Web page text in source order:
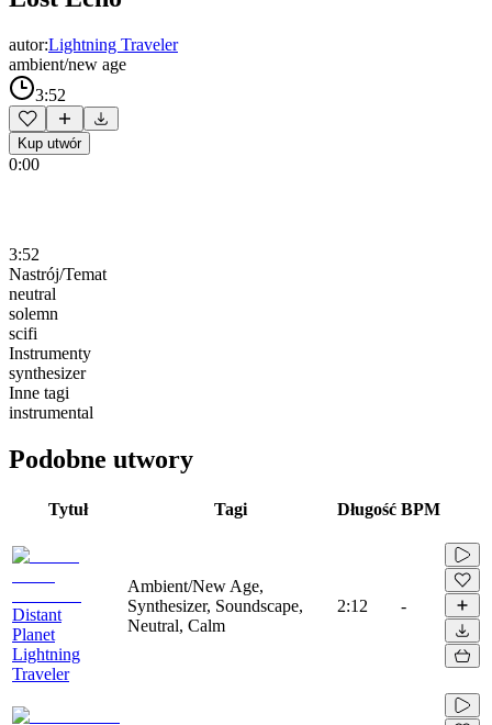
autor:Lightning Traveler
ambient/new age
3:52
Kup utwór
0:00
3:52
Nastrój/Temat
neutral
solemn
scifi
Instrumenty
synthesizer
Inne tagi
instrumental
Podobne utwory
Tytuł Tagi Długość BPM
Distant
Planet
Lightning
Traveler
Ambient/New Age,
Synthesizer, Soundscape,
Neutral, Calm
2:12 -